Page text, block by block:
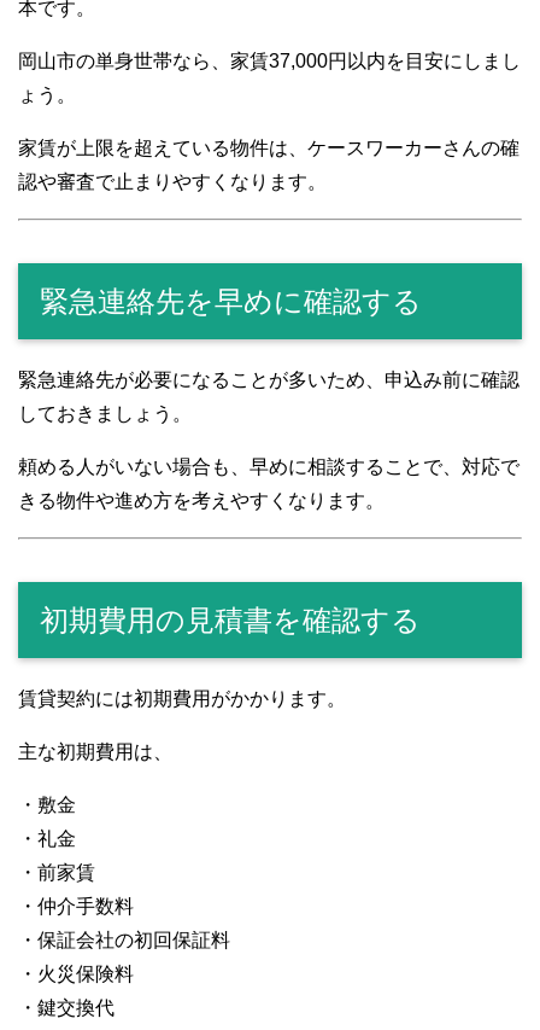
本です。
岡山市の単身世帯なら、家賃37,000円以内を目安にしまし
ょう。
家賃が上限を超えている物件は、ケースワーカーさんの確
認や審査で止まりやすくなります。
緊急連絡先を早めに確認する
緊急連絡先が必要になることが多いため、申込み前に確認
しておきましょう。
頼める人がいない場合も、早めに相談することで、対応で
きる物件や進め方を考えやすくなります。
初期費用の見積書を確認する
賃貸契約には初期費用がかかります。
主な初期費用は、
・敷金
・礼金
・前家賃
・仲介手数料
・保証会社の初回保証料
・火災保険料
・鍵交換代